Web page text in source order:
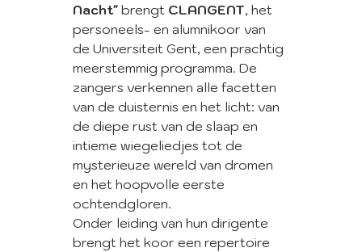
Nacht" brengt CLANGENT, het
personeels- en alumnikoor van
de Universiteit Gent, een prachtig
meerstemmig programma. De
zangers verkennen alle facetten
van de duisternis en het licht: van
de diepe rust van de slaap en
intieme wiegeliedjes tot de
mysterieuze wereld van dromen
en het hoopvolle eerste
ochtendgloren.
Onder leiding van hun dirigente
brengt het koor een repertoire